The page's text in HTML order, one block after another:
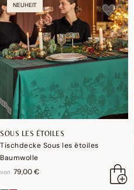
NEUHEIT
SOUS LES ÉTOILES
Tischdecke Sous les étoiles
Baumwolle
von 79,00 €